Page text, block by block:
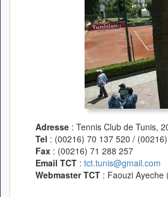
Adresse : Tennis Club de Tunis,
Tel : (00216) 70 137 520 /
Fax : (00216) 71 288 257
Email TCT : tct.tunis@gmail.com
Webmaster TCT : Faouzi Ayeche (